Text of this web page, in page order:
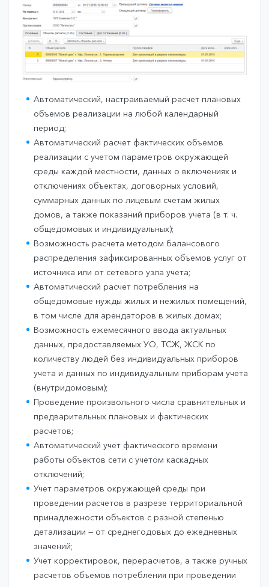
Автоматический, настраиваемый расчет плановых
объемов реализации на любой календарный
период;
Автоматический расчет фактических объемов
реализации с учетом параметров окружающей
среды каждой местности, данных о включениях и
отключениях объектах, договорных условий,
суммарных данных по лицевым счетам жилых
домов, а также показаний приборов учета (в т. ч.
общедомовых и индивидуальных);
Возможность расчета методом балансового
распределения зафиксированных объемов услуг от
источника или от сетевого узла учета;
Автоматический расчет потребления на
общедомовые нужды жилых и нежилых помещений,
в том числе для арендаторов в жилых домах;
Возможность ежемесячного ввода актуальных
данных, предоставляемых УО, ТСЖ, ЖСК по
количеству людей без индивидуальных приборов
учета и данных по индивидуальным приборам учета
(внутридомовым);
Проведение произвольного числа сравнительных и
предварительных плановых и фактических
расчетов;
Автоматический учет фактического времени
работы объектов сети с учетом каскадных
отключений;
Учет параметров окружающей среды при
проведении расчетов в разрезе территориальной
принадлежности объектов с разной степенью
детализации — от среднегодовых до ежедневных
значений;
Учет корректировок, перерасчетов, а также ручных
расчетов объемов потребления при проведении